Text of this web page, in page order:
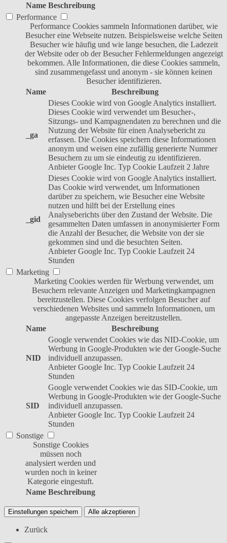
Name Beschreibung
Performance
Performance Cookies sammeln Informationen darüber, wie
Besucher eine Webseite nutzen. Beispielsweise welche Seiten
Besucher wie häufig und wie lange besuchen, die Ladezeit
der Website oder ob der Besucher Fehlermeldungen angezeigt
bekommen. Alle Informationen, die diese Cookies sammeln,
sind zusammengefasst und anonym - sie können keinen
Besucher identifizieren.
Name
Beschreibung
_ga
Dieses Cookie wird von Google Analytics installiert.
Dieses Cookie wird verwendet um Besucher-,
Sitzungs- und Kampagnendaten zu berechnen und die
Nutzung der Website für einen Analysebericht zu
erfassen. Die Cookies speichern diese Informationen
anonym und weisen eine zufällig generierte Nummer
Besuchern zu um sie eindeutig zu identifizieren.
Anbieter Google Inc. Typ Cookie Laufzeit 2 Jahre
_gid
Dieses Cookie wird von Google Analytics installiert.
Das Cookie wird verwendet, um Informationen
darüber zu speichern, wie Besucher eine Website
nutzen und hilft bei der Erstellung eines
Analyseberichts über den Zustand der Website. Die
gesammelten Daten umfassen in anonymisierter Form
die Anzahl der Besucher, die Website von der sie
gekommen sind und die besuchten Seiten.
Anbieter Google Inc. Typ Cookie Laufzeit 24
Stunden
Marketing
Marketing Cookies werden für Werbung verwendet, um
Besuchern relevante Anzeigen und Marketingkampagnen
bereitzustellen. Diese Cookies verfolgen Besucher auf
verschiedenen Websites und sammeln Informationen, um
angepasste Anzeigen bereitzustellen.
Name
Beschreibung
NID
Google verwendet Cookies wie das NID-Cookie, um
Werbung in Google-Produkten wie der Google-Suche
individuell anzupassen.
Anbieter Google Inc. Typ Cookie Laufzeit 24
Stunden
SID
Google verwendet Cookies wie das SID-Cookie, um
Werbung in Google-Produkten wie der Google-Suche
individuell anzupassen.
Anbieter Google Inc. Typ Cookie Laufzeit 24
Stunden
Sonstige
Sonstige Cookies
müssen noch
analysiert werden und
wurden noch in keiner
Kategorie eingestuft.
Name Beschreibung
Einstellungen speichern Alle akzeptieren
Zurück